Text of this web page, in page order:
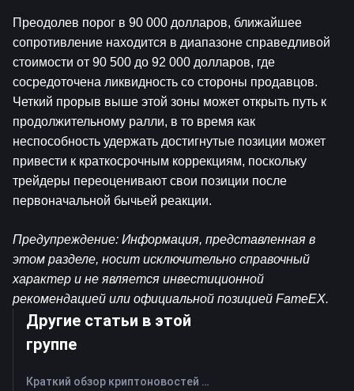
Преодолев порог в 90 000 долларов, ближайшее
сопротивление находится в диапазоне справедливой
стоимости от 90 500 до 92 000 долларов, где
сосредоточена ликвидность со стороны продавцов.
Четкий прорыв выше этой зоны может открыть путь к
продолжительному ралли, в то время как
неспособность удержать достигнутые позиции может
привести к краткосрочным коррекциям, поскольку
трейдеры переоценивают свои позиции после
первоначальной бычьей реакции.
Предупреждение: Информация, представленная в
этом разделе, носит исключительно справочный
характер и не является инвестиционной
рекомендацией или официальной позицией FameEX.
Другие статьи в этой
группе
Краткий обзор криптоновостей FameEX за сегодня | 6 августа 2026 г